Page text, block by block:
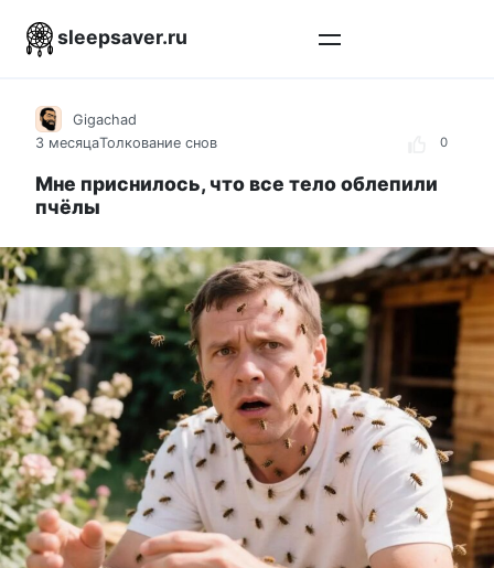
sleepsaver.ru
0
Gigachad
3 месяцаТолкование снов
Мне приснилось, что все тело облепили
пчёлы